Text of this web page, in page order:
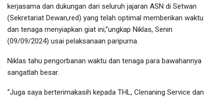
kerjasama dan dukungan dari seluruh jajaran ASN di Setwan
(Sekretariat Dewan,red) yang telah optimal memberikan waktu
dan tenaga menyiapkan giat ini,”ungkap Niklas, Senin
(09/09/2024) usai pelaksanaan paripurna.
Niklas tahu pengorbanan waktu dan tenaga para bawahannya
sangatlah besar.
“Juga saya berterimakasih kepada THL, Clenaning Service dan